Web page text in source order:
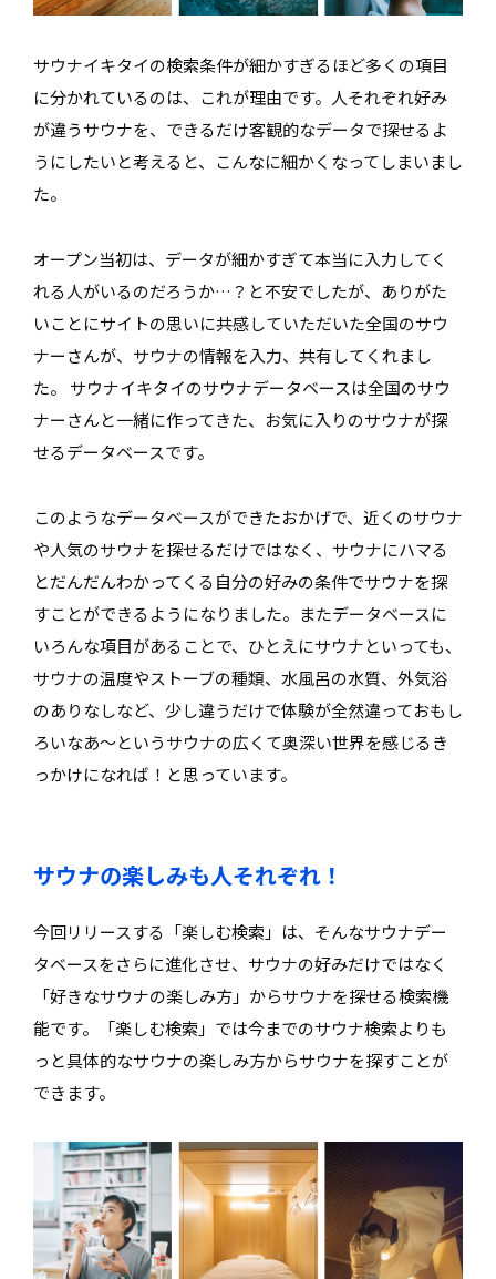
サウナイキタイの検索条件が細かすぎるほど多くの項目
に分かれているのは、これが理由です。人それぞれ好み
が違うサウナを、できるだけ客観的なデータで探せるよ
うにしたいと考えると、こんなに細かくなってしまいまし
た。
オープン当初は、データが細かすぎて本当に入力してく
れる人がいるのだろうか…？と不安でしたが、ありがた
いことにサイトの思いに共感していただいた全国のサウ
ナーさんが、サウナの情報を入力、共有してくれまし
た。 サウナイキタイのサウナデータベースは全国のサウ
ナーさんと一緒に作ってきた、お気に入りのサウナが探
せるデータベースです。
このようなデータベースができたおかげで、近くのサウナ
や人気のサウナを探せるだけではなく、サウナにハマる
とだんだんわかってくる自分の好みの条件でサウナを探
すことができるようになりました。またデータベースに
いろんな項目があることで、ひとえにサウナといっても、
サウナの温度やストーブの種類、水風呂の水質、外気浴
のありなしなど、少し違うだけで体験が全然違っておもし
ろいなあ〜というサウナの広くて奥深い世界を感じるき
っかけになれば！と思っています。
サウナの楽しみも人それぞれ！
今回リリースする「楽しむ検索」は、そんなサウナデー
タベースをさらに進化させ、サウナの好みだけではなく
「好きなサウナの楽しみ方」からサウナを探せる検索機
能です。「楽しむ検索」では今までのサウナ検索よりも
っと具体的なサウナの楽しみ方からサウナを探すことが
できます。